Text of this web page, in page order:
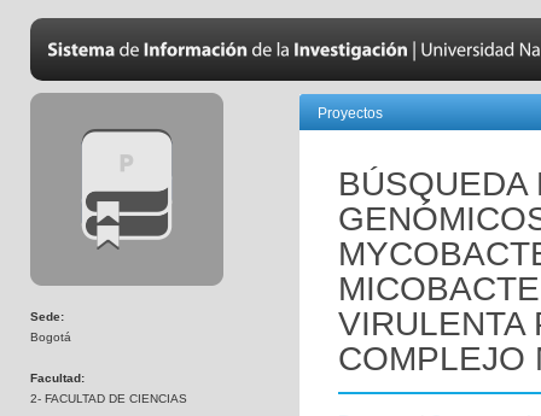
Sede:
Bogotá
Facultad:
2- FACULTAD DE CIENCIAS
Proyectos
BÚSQUEDA
VIRULENTA
COMPLEJO